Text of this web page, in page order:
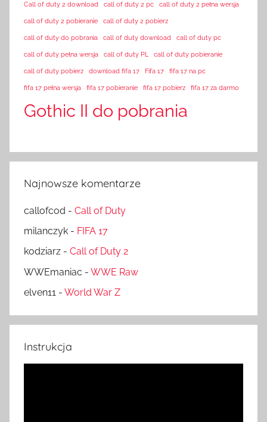
Call of duty 2 download call of duty 2 pc call of duty 2 pełna wersja
call of duty 2 pobieranie call of duty 2 pobierz
call of duty do pobrania call of duty download call of duty pc
call of duty pełna wersja call of duty PL call of duty pobieranie
call of duty pobierz download fifa 17 Fifa 17 fifa 17 na pc
fifa 17 pełna wersja fifa 17 pobieranie fifa 17 pobierz fifa 17 za darmo
Gothic II do pobrania
Najnowsze komentarze
callofcod - Call of Duty
milanczyk - FIFA 17
kodziarz - Call of Duty 2
WWEmaniac - WWE Raw
elven11 - World War Z
Instrukcja